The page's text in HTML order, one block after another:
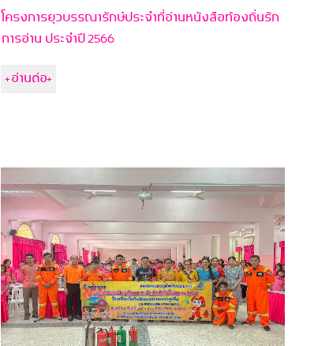
โครงการยุวบรรณารักษ์ประจำที่อ่านหนังสือท้องถิ่นรัก
การอ่าน ประจำปี 2566
+อ่านต่อ+